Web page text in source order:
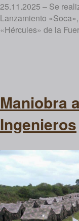
25.11.2025 – Se
Lanzamiento
«Hércules» de la
Maniobra
Ingenieros